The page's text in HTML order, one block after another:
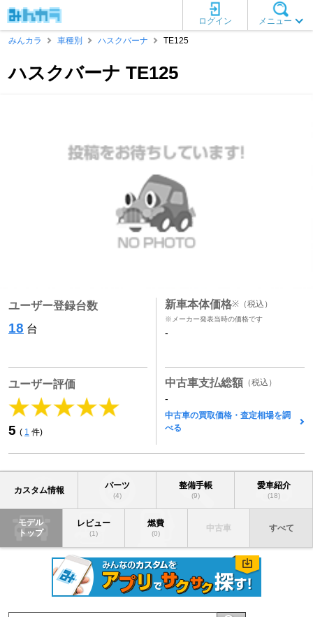
メニュー
ログイン
みんカラ
車種別 ハスクバーナ TE125
ハスクバーナ TE125
ユーザー登録台数
18 台
ユーザー評価
5 ( 1 件)
新車本体価格※ （税込）
※メーカー発表当時の価格です
-
中古車支払総額 （税込）
-
中古車の買取価格・査定相場を調
べる
カスタム情報 パーツ
(4)
整備手帳
(9)
愛車紹介
(18)
モデル
トップ
レビュー
(1)
燃費
(0)
中古車 すべて